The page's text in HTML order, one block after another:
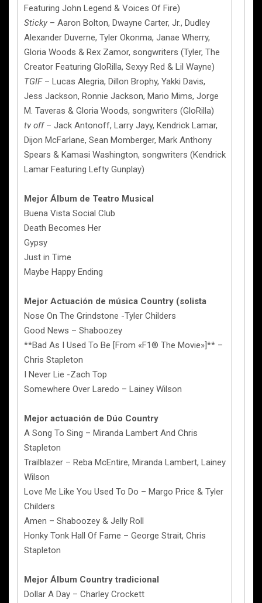
Featuring John Legend & Voices Of Fire)
Sticky – Aaron Bolton, Dwayne Carter, Jr., Dudley
Alexander Duverne, Tyler Okonma, Janae Wherry,
Gloria Woods & Rex Zamor, songwriters (Tyler, The
Creator Featuring GloRilla, Sexyy Red & Lil Wayne)
TGIF – Lucas Alegria, Dillon Brophy, Yakki Davis,
Jess Jackson, Ronnie Jackson, Mario Mims, Jorge
M. Taveras & Gloria Woods, songwriters (GloRilla)
tv off– Jack Antonoff, Larry Jayy, Kendrick Lamar,
Dijon McFarlane, Sean Momberger, Mark Anthony
Spears & Kamasi Washington, songwriters (Kendrick
Lamar Featuring Lefty Gunplay)
Mejor Álbum de Teatro Musical
Buena Vista Social Club
Death Becomes Her
Gypsy
Just in Time
Maybe Happy Ending
Mejor Actuación de música Country (solista
Nose On The Grindstone -Tyler Childers
Good News – Shaboozey
**Bad As I Used To Be [From «F1® The Movie»]** –
Chris Stapleton
I Never Lie -Zach Top
Somewhere Over Laredo – Lainey Wilson
Mejor actuación de Dúo Country
A Song To Sing – Miranda Lambert And Chris
Stapleton
Trailblazer – Reba McEntire, Miranda Lambert, Lainey
Wilson
Love Me Like You Used To Do – Margo Price & Tyler
Childers
Amen – Shaboozey & Jelly Roll
Honky Tonk Hall Of Fame – George Strait, Chris
Stapleton
Mejor Álbum Country tradicional
Dollar A Day – Charley Crockett